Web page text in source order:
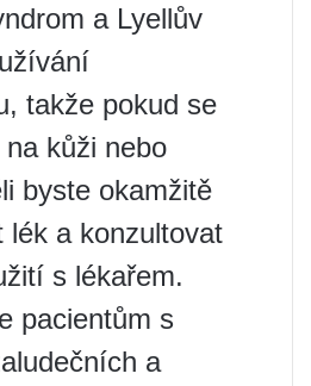
a Lyellův
takže pokud se
kůži nebo
byste okamžitě
lék a konzultovat
s ​​lékařem.
pacientům s
a